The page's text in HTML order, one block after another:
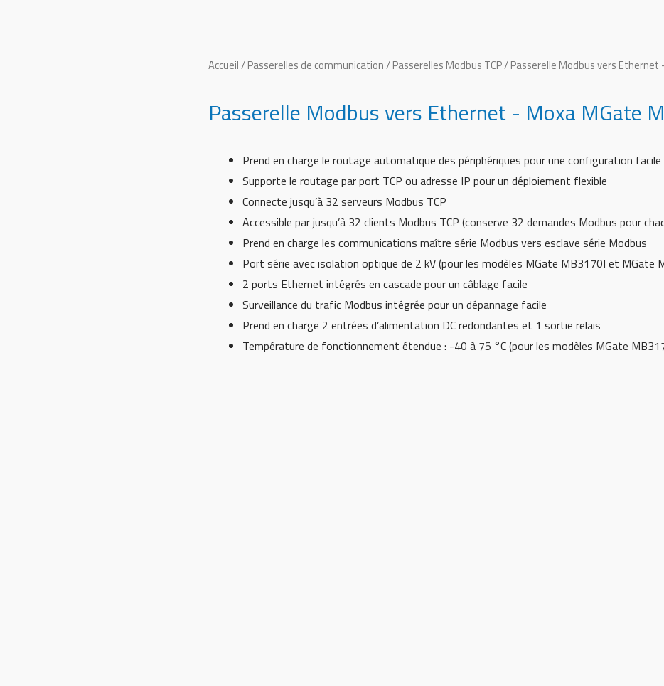
Accueil/Passerelles de communication/Passerelles Modbus TCP/ Passerelle Modbus vers Ethernet
Passerelle Modbus vers Ethernet - Moxa MGate
Prend en charge le routage automatique des périphériques pour une configuration facile
Supporte le routage par port TCP ou adresse IP pour un déploiement flexible
Connecte jusqu’à 32 serveurs Modbus TCP
Accessible par jusqu’à 32 clients Modbus TCP (conserve 32 demandes Modbus pour
Prend en charge les communications maître série Modbus vers esclave série Modbus
Port série avec isolation optique de 2 kV (pour les modèles MGate MB3170I et MGate
2 ports Ethernet intégrés en cascade pour un câblage facile
Surveillance du trafic Modbus intégrée pour un dépannage facile
Prend en charge 2 entrées d’alimentation DC redondantes et 1 sortie relais
Température de fonctionnement étendue : -40 à 75 °C (pour les modèles MGate